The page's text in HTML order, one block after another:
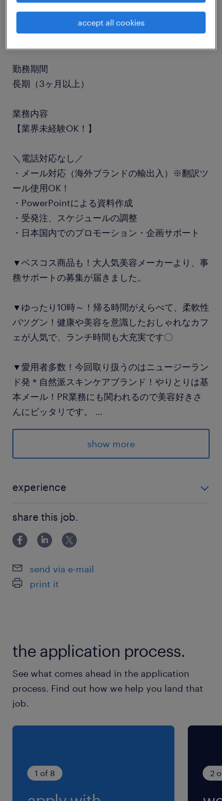
勤務期間
長期（3ヶ月以上）
業務内容
【業界未経験OK！】
＼電話対応なし／
・メール対応（海外ブランドの輸出入）※翻訳ツ
ール使用OK！
・PowerPointによる資料作成
・受発注、スケジュールの調整
・日本国内でのプロモーション・企画サポート
▼ベスコス商品も！大人気美容メーカーより、事
務サポートの募集が届きました。
▼ゆったり10時～！帰る時間がえらべて、柔軟性
バツグン！健康や美容を意識したおしゃれなカフ
ェが人気で、ランチ時間も大充実です〇
▼愛用者多数！今回取り扱うのはニュージーラン
ド発＊自然派スキンケアブランド！やりとりは基
本メール！PR業務にも関われるので美容好きさ
んにピッタリです。 ...
安定の人気を誇る大手美容メーカー！複数ブラン
す。
最寄駅
丸ノ内線、南北線、総武線、中央線／四ツ谷駅
有楽町線／麹町駅（徒歩5分）
丸ノ内線、銀座線／赤坂見附駅（徒歩9分）
土日祝日休み（完全週休2日制）※月曜～金曜ま
就業時間
（1）10:00-19:00（実働8時間00分・休憩60
分）
※実働7時間～OK！お時間帯がえらべます！
show more
experience
Excel/PowerPoint：入力・編集 【面談なし登録も
OK】最短5分！入力するだけで登録完了！
share this job.
send via e-mail
print it
the application process.
See what comes ahead in the application
process. Find out how we help you land that
job.
1 of 8 2
accept all cookies